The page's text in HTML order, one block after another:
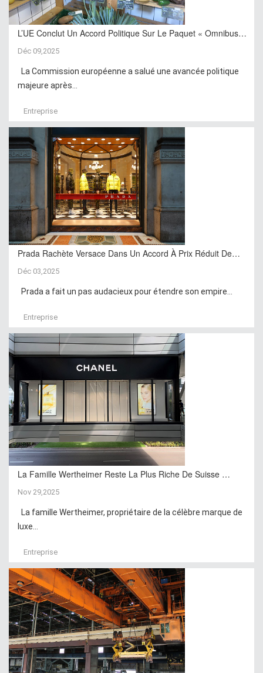
L’UE Conclut Un Accord Politique Sur Le Paquet « Omnibus…
Déc 09,2025
La Commission européenne a salué une avancée politique
majeure après...
Entreprise
Prada Rachète Versace Dans Un Accord À Prix Réduit De…
Déc 03,2025
Prada a fait un pas audacieux pour étendre son empire...
Entreprise
La Famille Wertheimer Reste La Plus Riche De Suisse …
Nov 29,2025
La famille Wertheimer, propriétaire de la célèbre marque de
luxe...
Entreprise